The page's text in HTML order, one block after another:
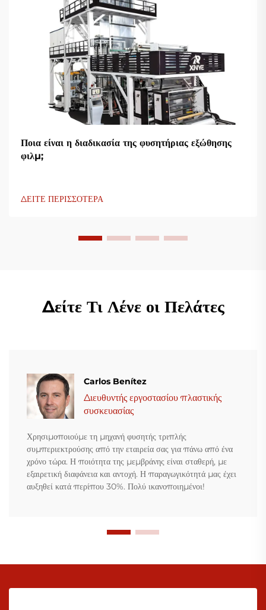
Ποια είναι η διαδικασία της φυσητήριας εξώθησης
φιλμ;
ΔΕΙΤΕ ΠΕΡΙΣΣΟΤΕΡΑ
Δείτε Τι Λένε οι Πελάτες
Carlos Benítez
Διευθυντής εργοστασίου πλαστικής
συσκευασίας
Χρησιμοποιούμε τη μηχανή φυσητής τριπλής
συμπεριεκτρούσης από την εταιρεία σας για πάνω από ένα
χρόνο τώρα. Η ποιότητα της μεμβράνης είναι σταθερή, με
εξαιρετική διαφάνεια και αντοχή. Η παραγωγικότητά μας έχει
αυξηθεί κατά περίπου 30%. Πολύ ικανοποιημένοι!